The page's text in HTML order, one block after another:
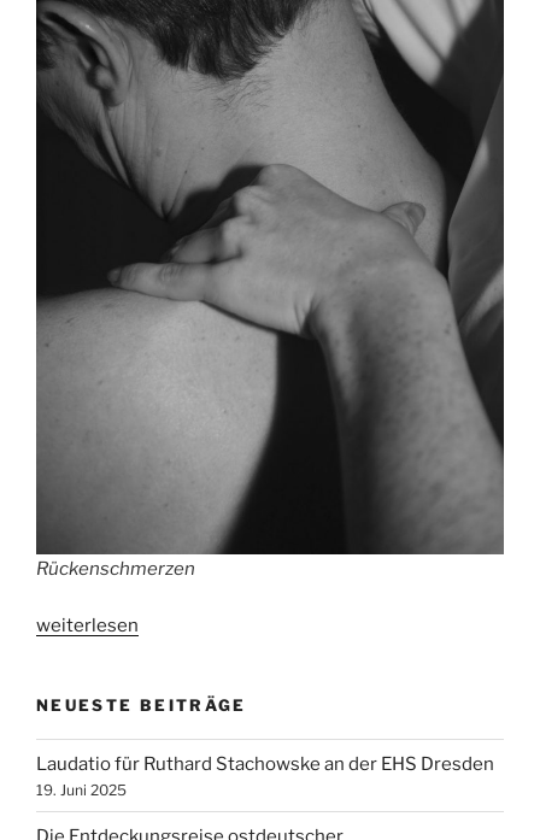
Rückenschmerzen
„Rückenschmerzen
Psyche“
weiterlesen
NEUESTE BEITRÄGE
Laudatio für Ruthard Stachowske an der EHS Dresden
19. Juni 2025